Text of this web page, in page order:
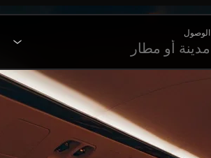
الوصول
مدينة أو مطار